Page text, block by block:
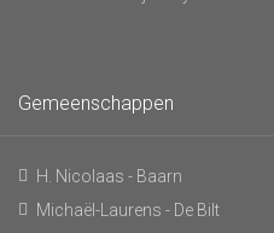
Gemeenschappen
H. Nicolaas - Baarn
Michaël-Laurens - De Bilt